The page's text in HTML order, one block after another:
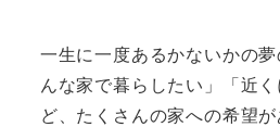
一生に一度あるかないかの
んな家で暮らしたい」「近
ど、たくさんの家への希望